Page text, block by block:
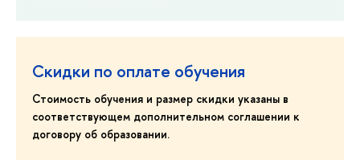
Скидки по оплате обучения
Стоимость обучения и размер скидки указаны в
соответствующем дополнительном соглашении к
договору об образовании.